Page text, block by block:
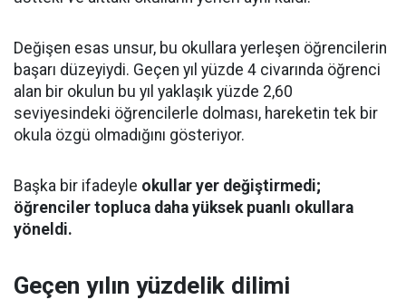
Değişen esas unsur, bu okullara yerleşen öğrencilerin
başarı düzeyiydi. Geçen yıl yüzde 4 civarında öğrenci
alan bir okulun bu yıl yaklaşık yüzde 2,60
seviyesindeki öğrencilerle dolması, hareketin tek bir
okula özgü olmadığını gösteriyor.
Başka bir ifadeyle okullar yer değiştirmedi;
öğrenciler topluca daha yüksek puanlı okullara
yöneldi.
Geçen yılın yüzdelik dilimi